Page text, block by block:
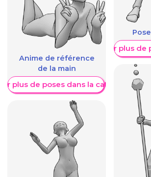
Anime de référence
de la main
plus de poses dans la catégorie
Afficher plus de